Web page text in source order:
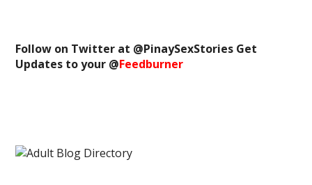
Follow on Twitter at @PinaySexStories Get
Updates to your @Feedburner